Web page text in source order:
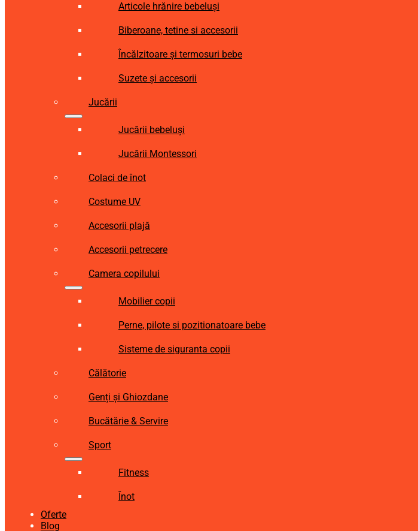
Articole hrănire bebeluși
Biberoane, tetine si accesorii
Încălzitoare și termosuri bebe
Suzete și accesorii
Jucării
Jucării bebeluși
Jucării Montessori
Colaci de înot
Costume UV
Accesorii plajă
Accesorii petrecere
Camera copilului
Mobilier copii
Perne, pilote si pozitionatoare bebe
Sisteme de siguranta copii
Călătorie
Genți și Ghiozdane
Bucătărie & Servire
Sport
Fitness
Înot
Oferte
Blog